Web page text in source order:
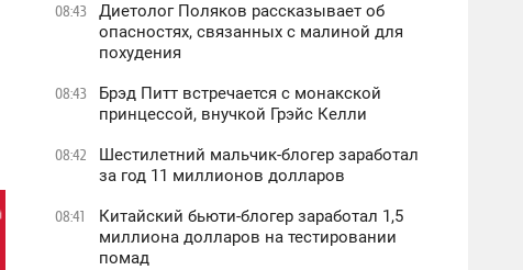
08:43
Диетолог Поляков рассказывает об
опасностях, связанных с малиной для
похудения
08:43
Брэд Питт встречается с монакской
принцессой, внучкой Грэйс Келли
08:42
Шестилетний мальчик-блогер заработал
за год 11 миллионов долларов
08:41
Китайский бьюти-блогер заработал 1,5
миллиона долларов на тестировании
помад